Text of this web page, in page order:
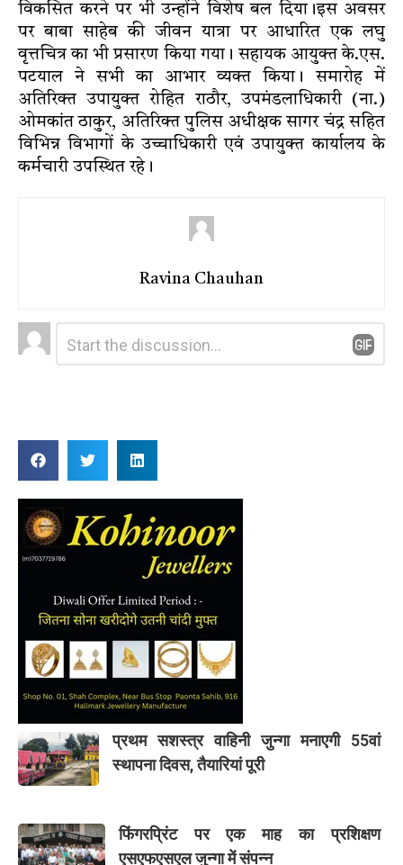
विकसित करने पर भी उन्होंने विशेष बल दिया।इस अवसर
पर बाबा साहेब की जीवन यात्रा पर आधारित एक लघु
वृत्तचित्र का भी प्रसारण किया गया। सहायक आयुक्त के.एस.
पटयाल ने सभी का आभार व्यक्त किया। समारोह में
अतिरिक्त उपायुक्त रोहित राठौर, उपमंडलाधिकारी (ना.)
ओमकांत ठाकुर, अतिरिक्त पुलिस अधीक्षक सागर चंद्र सहित
विभिन्न विभागों के उच्चाधिकारी एवं उपायुक्त कार्यालय के
कर्मचारी उपस्थित रहे।
Ravina Chauhan
Leave
a
Comment
प्रथम सशस्त्र वाहिनी जुन्गा मनाएगी 55वां
स्थापना दिवस, तैयारियां पूरी
फिंगरप्रिंट पर एक माह का प्रशिक्षण
एसएफएसएल जुन्गा में संपन्न